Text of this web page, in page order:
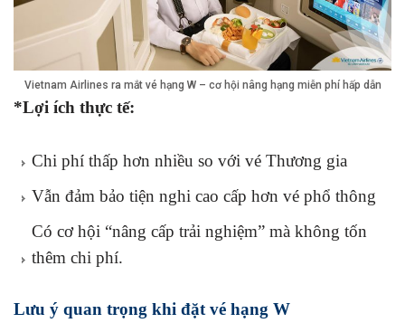
Vietnam Airlines ra mắt vé hạng W – cơ hội nâng hạng miễn phí hấp dẫn
*Lợi ích thực tế:
Chi phí thấp hơn nhiều so với vé Thương gia
Vẫn đảm bảo tiện nghi cao cấp hơn vé phổ thông
Có cơ hội “nâng cấp trải nghiệm” mà không tốn
thêm chi phí.
Lưu ý quan trọng khi đặt vé hạng W